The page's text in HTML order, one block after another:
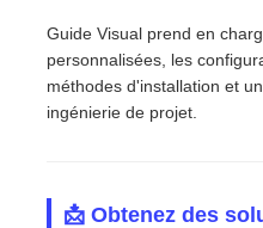
Guide Visual prend en
personnalisées, les
méthodes d'installation et
ingénierie de projet.
📩 Obtenez des